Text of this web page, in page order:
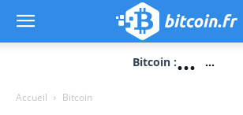
Bitcoin :... ...
Accueil Bitcoin